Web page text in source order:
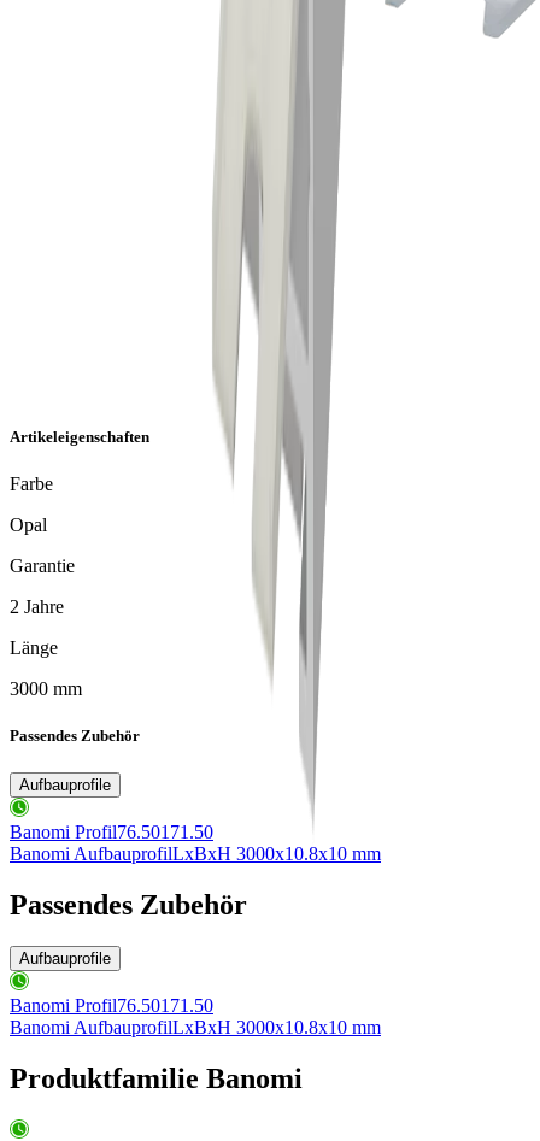
Artikeleigenschaften
Farbe
Opal
Garantie
2 Jahre
Länge
3000 mm
Passendes Zubehör
Aufbauprofile
Banomi Profil76.50171.50
Banomi AufbauprofilLxBxH 3000x10.8x10 mm
Passendes Zubehör
Aufbauprofile
Banomi Profil76.50171.50
Banomi AufbauprofilLxBxH 3000x10.8x10 mm
Produktfamilie Banomi